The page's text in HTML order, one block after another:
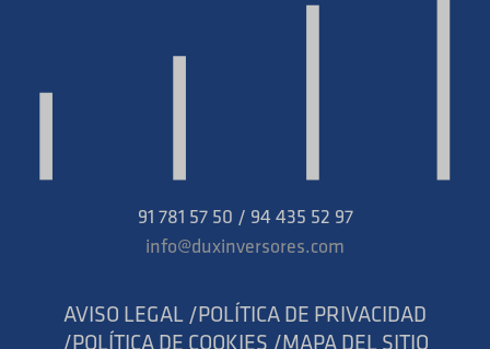
91 781 57 50 / 94 435 52 97
info@duxinversores.com
AVISO LEGAL /POLÍTICA DE PRIVACIDAD
/ POLÍTICA DE COOKIES /MAPA DEL SITIO